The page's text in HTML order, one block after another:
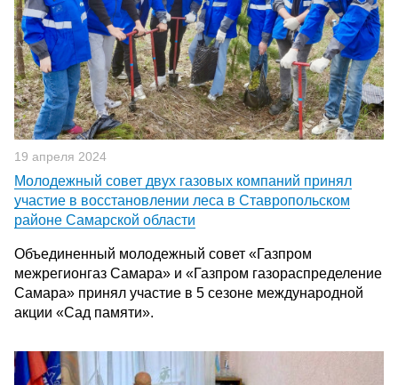
19 апреля 2024
Молодежный совет двух газовых компаний принял
участие в восстановлении леса в Ставропольском
районе Самарской области
Объединенный молодежный совет «Газпром
межрегионгаз Самара» и «Газпром газораспределение
Самара» принял участие в 5 сезоне международной
акции «Сад памяти».